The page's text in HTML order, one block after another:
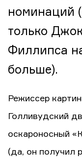
номинаций
только
Филлипса
больше).
Режиссер
Голливудский
оскароносный
(да, он получил